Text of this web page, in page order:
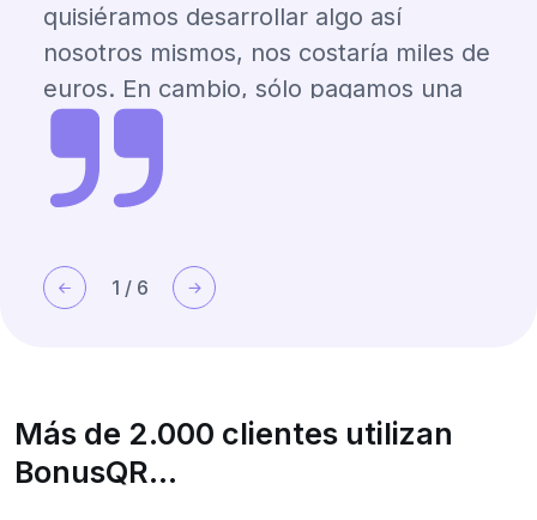
quisiéramos desarrollar algo así
nosotros mismos, nos costaría miles de
euros. En cambio, sólo pagamos una
suscripción mensual y podemos
gestionarlo todo por nuestra cuenta. Es
increíblemente flexible y fácil de usar,
servicio de asistencia. Nos encanta la
libertad que nos da.
1 / 6
Más de 2.000 clientes utilizan
BonusQR...